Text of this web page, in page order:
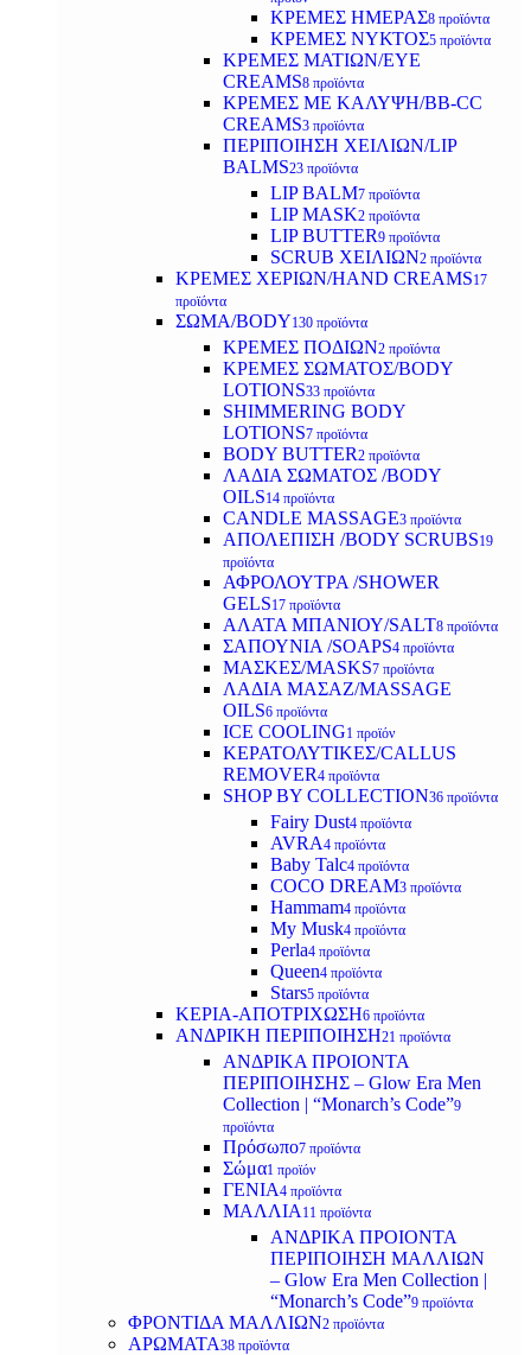
ΚΡΕΜΕΣ ΗΜΕΡΑΣ8 προϊόντα
ΚΡΕΜΕΣ ΝΥΚΤΟΣ5 προϊόντα
ΚΡΕΜΕΣ ΜΑΤΙΩΝ/EYE
CREAMS8 προϊόντα
ΚΡΕΜΕΣ ΜΕ ΚΑΛΥΨΗ/BB-CC
CREAMS3 προϊόντα
ΠΕΡΙΠΟΙΗΣΗ ΧΕΙΛΙΩΝ/LIP
BALMS23 προϊόντα
LIP BALM7 προϊόντα
LIP MASK2 προϊόντα
LIP BUTTER9 προϊόντα
SCRUB ΧΕΙΛΙΩΝ2 προϊόντα
ΚΡΕΜΕΣ ΧΕΡΙΩΝ/HAND CREAMS17
προϊόντα
ΣΩΜΑ/BODY130 προϊόντα
ΚΡΕΜΕΣ ΠΟΔΙΩΝ2 προϊόντα
ΚΡΕΜΕΣ ΣΩΜΑΤΟΣ/BODY
LOTIONS33 προϊόντα
SHIMMERING BODY
LOTIONS7 προϊόντα
BODY BUTTER2 προϊόντα
ΛΑΔΙΑ ΣΩΜΑΤΟΣ /BODY
OILS14 προϊόντα
CANDLE MASSAGE3 προϊόντα
ΑΠΟΛΕΠΙΣΗ /BODY SCRUBS19
προϊόντα
ΑΦΡΟΛΟΥΤΡΑ /SHOWER
GELS17 προϊόντα
ΑΛΑΤΑ ΜΠΑΝΙΟΥ/SALT8 προϊόντα
ΣΑΠΟΥΝΙΑ /SOAPS4 προϊόντα
ΜΑΣΚΕΣ/MASKS7 προϊόντα
ΛΑΔΙΑ ΜΑΣΑΖ/MASSAGE
OILS6 προϊόντα
ICE COOLING1 προϊόν
ΚΕΡΑΤΟΛΥΤΙΚΕΣ/CALLUS
REMOVER4 προϊόντα
SHOP BY COLLECTION36 προϊόντα
Fairy Dust4 προϊόντα
AVRA4 προϊόντα
Baby Talc4 προϊόντα
COCO DREAM3 προϊόντα
Hammam4 προϊόντα
My Musk4 προϊόντα
Perla4 προϊόντα
Queen4 προϊόντα
Stars5 προϊόντα
ΚΕΡΙΑ-ΑΠΟΤΡΙΧΩΣΗ6 προϊόντα
ΑΝΔΡΙΚΗ ΠΕΡΙΠΟΙΗΣΗ21 προϊόντα
ΑΝΔΡΙΚΑ ΠΡΟΙΟΝΤΑ
ΠΕΡΙΠΟΙΗΣΗΣ – Glow Era Men
Collection | “Monarch’s Code”9
προϊόντα
Πρόσωπο7 προϊόντα
Σώμα1 προϊόν
ΓΕΝΙΑ4 προϊόντα
ΜΑΛΛΙΑ 11 προϊόντα
ΑΝΔΡΙΚΑ ΠΡΟΙΟΝΤΑ
ΠΕΡΙΠΟΙΗΣΗ ΜΑΛΛΙΩΝ
– Glow Era Men Collection |
“Monarch’s Code”9 προϊόντα
ΦΡΟΝΤΙΔΑ ΜΑΛΛΙΩΝ2 προϊόντα
ΑΡΩΜΑΤΑ38 προϊόντα